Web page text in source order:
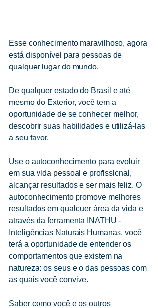
Esse conhecimento maravilhoso, agora
está disponível para pessoas de
qualquer lugar do mundo.
De qualquer estado do Brasil e até
mesmo do Exterior, você tem a
oportunidade de se conhecer melhor,
descobrir suas habilidades e utilizá-las
a seu favor.
Use o autoconhecimento para evoluir
em sua vida pessoal e profissional,
alcançar resultados e ser mais feliz. O
autoconhecimento promove melhores
resultados em qualquer área da vida e
através da ferramenta INATHU -
Inteligências Naturais Humanas, você
terá a oportunidade de entender os
comportamentos que existem na
natureza: os seus e o das pessoas com
as quais você convive.
Saber como você e os outros